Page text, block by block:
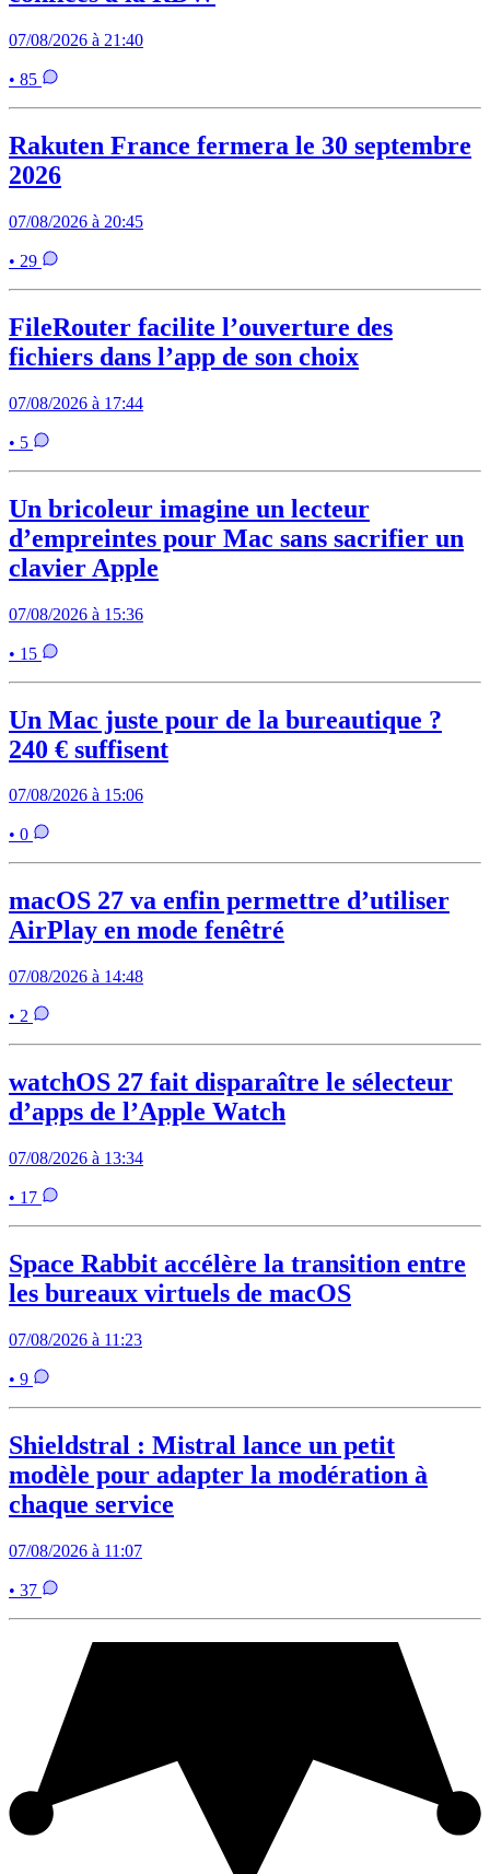
07/08/2026 à 21:40
• 85
Rakuten France fermera le 30 septembre
2026
07/08/2026 à 20:45
• 29
FileRouter facilite l’ouverture des
fichiers dans l’app de son choix
07/08/2026 à 17:44
• 5
Un bricoleur imagine un lecteur
d’empreintes pour Mac sans sacrifier un
clavier Apple
07/08/2026 à 15:36
• 15
Un Mac juste pour de la bureautique ?
240 € suffisent
07/08/2026 à 15:06
• 0
macOS 27 va enfin permettre d’utiliser
AirPlay en mode fenêtré
07/08/2026 à 14:48
• 2
watchOS 27 fait disparaître le sélecteur
d’apps de l’Apple Watch
07/08/2026 à 13:34
• 17
Space Rabbit accélère la transition entre
les bureaux virtuels de macOS
07/08/2026 à 11:23
• 9
Shieldstral : Mistral lance un petit
modèle pour adapter la modération à
chaque service
07/08/2026 à 11:07
• 37